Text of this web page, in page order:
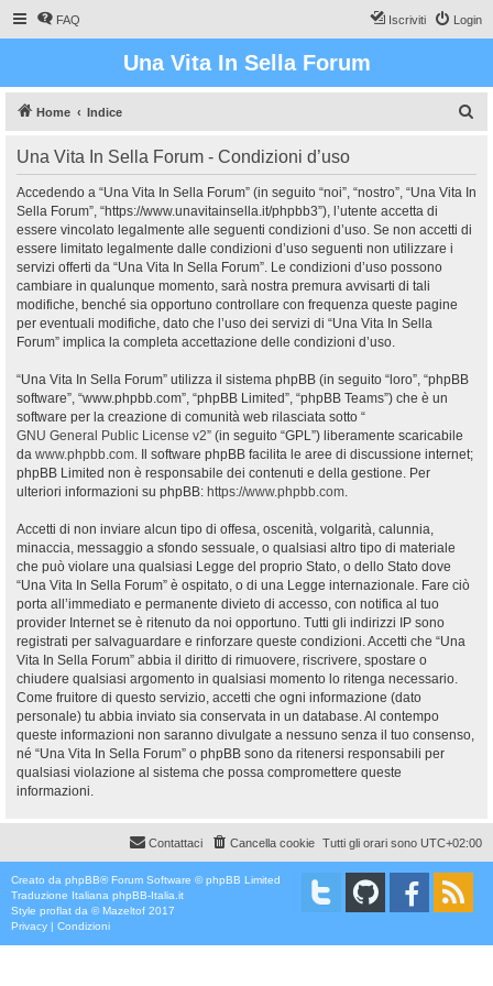
FAQ Login
Iscriviti
Una Vita In Sella Forum
Home Indice
Una Vita In Sella Forum - Condizioni d’uso
Accedendo a “Una Vita In Sella Forum” (in seguito “noi”, “nostro”, “Una Vita In
Sella Forum”, “https://www.unavitainsella.it/phpbb3”), l’utente accetta di
essere vincolato legalmente alle seguenti condizioni d’uso. Se non accetti di
essere limitato legalmente dalle condizioni d’uso seguenti non utilizzare i
servizi offerti da “Una Vita In Sella Forum”. Le condizioni d’uso possono
cambiare in qualunque momento, sarà nostra premura avvisarti di tali
modifiche, benché sia opportuno controllare con frequenza queste pagine
per eventuali modifiche, dato che l’uso dei servizi di “Una Vita In Sella
Forum” implica la completa accettazione delle condizioni d’uso.
“Una Vita In Sella Forum” utilizza il sistema phpBB (in seguito “loro”, “phpBB
software”, “www.phpbb.com”, “phpBB Limited”, “phpBB Teams”) che è un
software per la creazione di comunità web rilasciata sotto “
GNU General Public License v2” (in seguito “GPL”) liberamente scaricabile
da www.phpbb.com. Il software phpBB facilita le aree di discussione internet;
phpBB Limited non è responsabile dei contenuti e della gestione. Per
ulteriori informazioni su phpBB: https://www.phpbb.com.
Accetti di non inviare alcun tipo di offesa, oscenità, volgarità, calunnia,
minaccia, messaggio a sfondo sessuale, o qualsiasi altro tipo di materiale
che può violare una qualsiasi Legge del proprio Stato, o dello Stato dove
“Una Vita In Sella Forum” è ospitato, o di una Legge internazionale. Fare ciò
porta all’immediato e permanente divieto di accesso, con notifica al tuo
provider Internet se è ritenuto da noi opportuno. Tutti gli indirizzi IP sono
registrati per salvaguardare e rinforzare queste condizioni. Accetti che “Una
Vita In Sella Forum” abbia il diritto di rimuovere, riscrivere, spostare o
chiudere qualsiasi argomento in qualsiasi momento lo ritenga necessario.
Come fruitore di questo servizio, accetti che ogni informazione (dato
personale) tu abbia inviato sia conservata in un database. Al contempo
queste informazioni non saranno divulgate a nessuno senza il tuo consenso,
né “Una Vita In Sella Forum” o phpBB sono da ritenersi responsabili per
qualsiasi violazione al sistema che possa compromettere queste
informazioni.
Tutti gli orari sono UTC+02:00
Cancella cookie
Contattaci
Creato da phpBB® Forum Software © phpBB Limited
Traduzione Italiana phpBB-Italia.it
Style proflat da ©Mazeltof 2017
Privacy | Condizioni